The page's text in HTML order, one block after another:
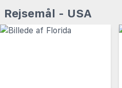
Rejsemål - USA